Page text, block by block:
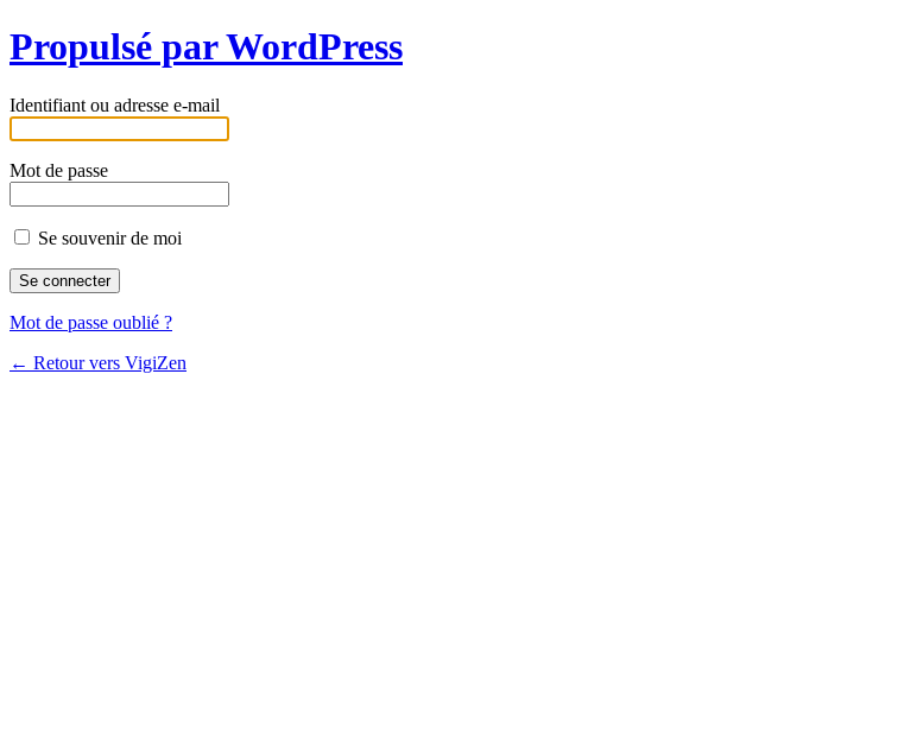
Propulsé par WordPress
Identifiant ou adresse e-mail
Mot de passe
Se souvenir de moi
Mot de passe oublié ?
← Retour vers VigiZen